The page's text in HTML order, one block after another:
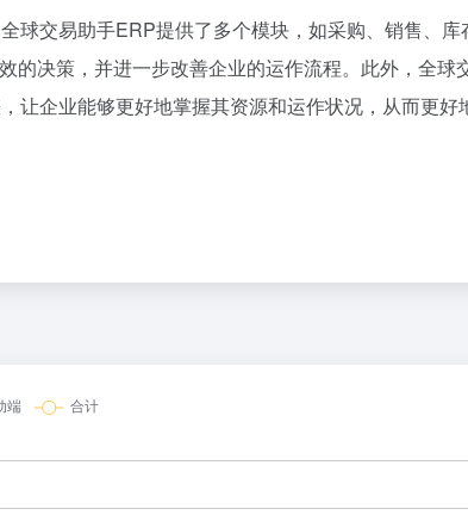
交易助手ERP提供了多个模块，如采购、销售、
决策，并进一步改善企业的运作流程。此外，全球
企业能够更好地掌握其资源和运作状况，从而更好